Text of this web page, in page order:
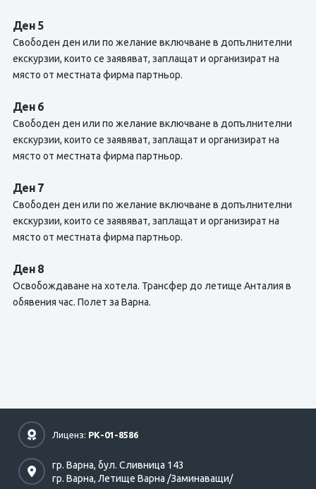
Ден 5
Свободен ден или по желание включване в допълнителни
екскурзии, които се заявяват, заплащат и организират на
място от местната фирма партньор.
Ден 6
Свободен ден или по желание включване в допълнителни
екскурзии, които се заявяват, заплащат и организират на
място от местната фирма партньор.
Ден 7
Свободен ден или по желание включване в допълнителни
екскурзии, които се заявяват, заплащат и организират на
място от местната фирма партньор.
Ден 8
Освобождаване на хотела. Трансфер до летище Анталия в
обявения час. Полет за Варна.
Лиценз: РК-01-8586
гр. Варна, бул. Сливница 143
гр. Варна, Летище Варна /Заминаващи/